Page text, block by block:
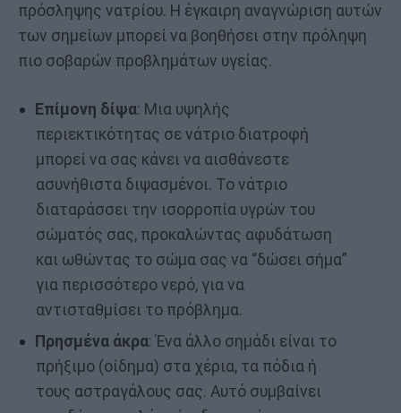
πρόσληψης νατρίου. Η έγκαιρη αναγνώριση αυτών
των σημείων μπορεί να βοηθήσει στην πρόληψη
πιο σοβαρών προβλημάτων υγείας.
Επίμονη δίψα: Μια υψηλής
περιεκτικότητας σε νάτριο διατροφή
μπορεί να σας κάνει να αισθάνεστε
ασυνήθιστα διψασμένοι. Το νάτριο
διαταράσσει την ισορροπία υγρών του
σώματός σας, προκαλώντας αφυδάτωση
και ωθώντας το σώμα σας να “δώσει σήμα”
για περισσότερο νερό, για να
αντισταθμίσει το πρόβλημα.
Πρησμένα άκρα: Ένα άλλο σημάδι είναι το
πρήξιμο (οίδημα) στα χέρια, τα πόδια ή
τους αστραγάλους σας. Αυτό συμβαίνει